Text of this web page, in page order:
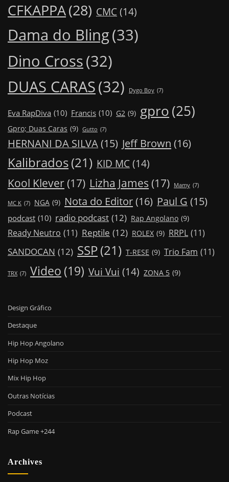
CFKAPPA(28) CMC (14)
Dama do Bling(33)
Dino Cross(32)
DUAS CARAS(32) Dygo Boy (7)
Eva RapDiva (10) Francis (10) G2 (9) gpro(25)
Gpro; Duas Caras (9) Gutto (7)
HERNANI DA SILVA(15) Jeff Brown (16)
Kalibrados(21) KID MC (14)
Kool Klever (17) Lizha James (17) Mamy (7)
MC K (7) NGA (9) Nota do Editor(16) Paul G (15)
podcast (10) radio podcast (12) Rap Angolano (9)
Ready Neutro (11) Reptile (12) ROLEX (9) RRPL (11)
SANDOCAN (12) SSP(21) T-RESE (9) Trio Fam (11)
TRX (7) Video (19) Vui Vui (14) ZONA 5 (9)
Design Gráfico
Destaque
Hip Hop Angolano
Hip Hop Moz
Mix Hip Hop
Outras Notícias
Podcast
Rap Game +244
Archives